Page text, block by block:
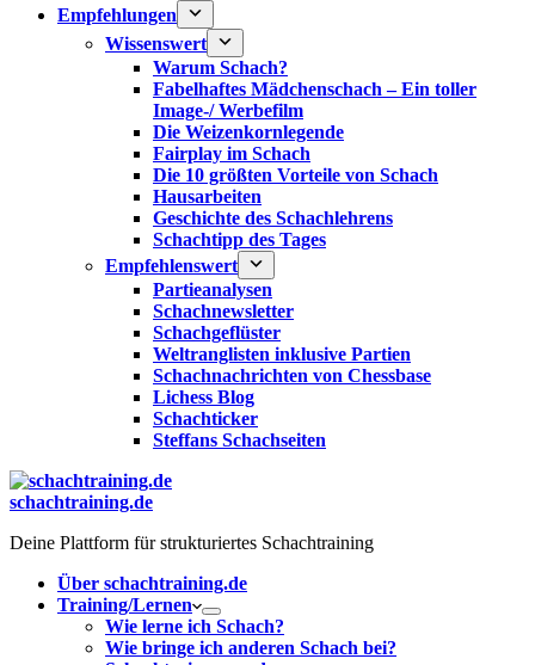
Empfehlungen
Wissenswert
Warum Schach?
Fabelhaftes Mädchenschach – Ein toller
Image-/ Werbefilm
Die Weizenkornlegende
Fairplay im Schach
Die 10 größten Vorteile von Schach‎
Hausarbeiten
Geschichte des Schachlehrens
Schachtipp des Tages
Empfehlenswert
Partieanalysen
Schachnewsletter
Schachgeflüster
Weltranglisten inklusive Partien
Schachnachrichten von Chessbase
Lichess Blog
Schachticker
Steffans Schachseiten
schachtraining.de
Deine Plattform für strukturiertes Schachtraining
Über schachtraining.de
Training/Lernen
Wie lerne ich Schach?
Wie bringe ich anderen Schach bei?